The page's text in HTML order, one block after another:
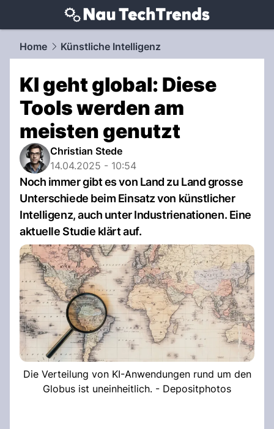
techtrends.NAU.ch
Home Künstliche Intelligenz
KI geht global: Diese
Tools werden am
meisten genutzt
Christian Stede
14.04.2025 - 10:54
Noch immer gibt es von Land zu Land grosse
Unterschiede beim Einsatz von künstlicher
Intelligenz, auch unter Industrienationen. Eine
aktuelle Studie klärt auf.
Die Verteilung von KI-Anwendungen rund um den
Globus ist uneinheitlich. - Depositphotos